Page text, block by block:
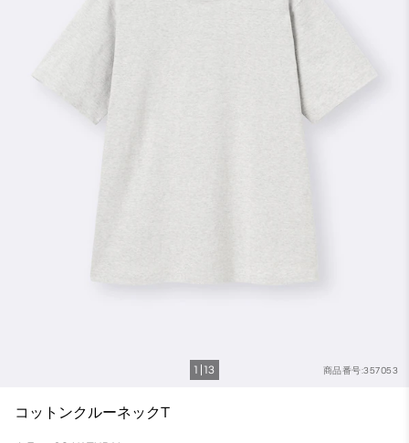
商品番号:357053
1 13
コットンクルーネックT